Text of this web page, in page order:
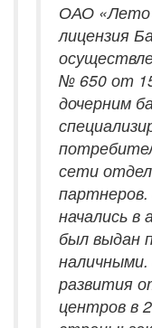
ОАО «Лето
лицензия
№ 650 от
дочерним
сети
начались в
был выдан
развития
центров в